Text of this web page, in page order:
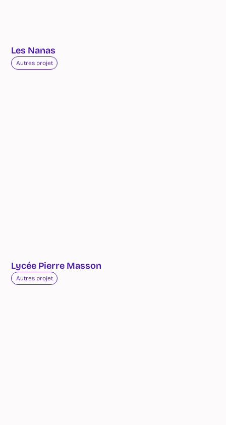
Les Nanas
Autres projet
Lycée Pierre Masson
Autres projet